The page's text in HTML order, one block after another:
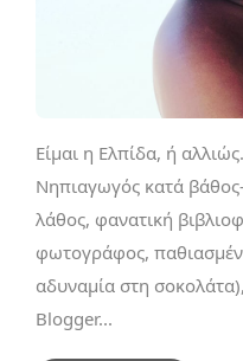
Είμαι η Ελπίδα, ή
Νηπιαγωγός κατά
λάθος, φανατική
φωτογράφος,
αδυναμία στη
Blogger...